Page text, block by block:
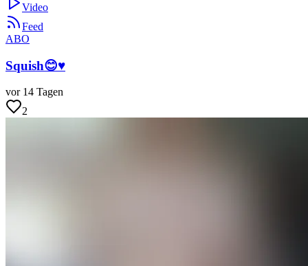
Video
Feed
ABO
Squish😊♥️
vor 14 Tagen
2